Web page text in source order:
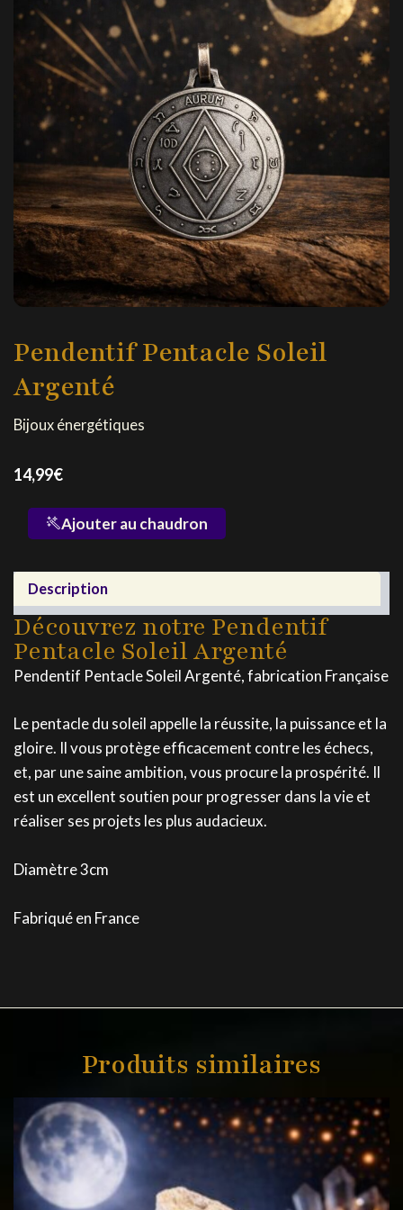
Pendentif Pentacle Soleil
Argenté
Bijoux énergétiques
14,99€
quantité
Pentacle
Soleil
Argenté
Ajouter au chaudron
Description
Découvrez notre Pendentif
Pentacle Soleil Argenté
Pendentif Pentacle Soleil Argenté, fabrication Française
Le pentacle du soleil appelle la réussite, la puissance et la
gloire. Il vous protège efficacement contre les échecs,
et, par une saine ambition, vous procure la prospérité. Il
est un excellent soutien pour progresser dans la vie et
réaliser ses projets les plus audacieux.
Diamètre 3cm
Fabriqué en France
Produits similaires